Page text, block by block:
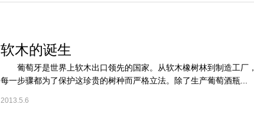
软木的诞生
葡萄牙是世界上软木出口领先的国家。从软木橡树林到制造工厂，
每一步骤都为了保护这珍贵的树种而严格立法。除了生产葡萄酒瓶...
2013.5.6